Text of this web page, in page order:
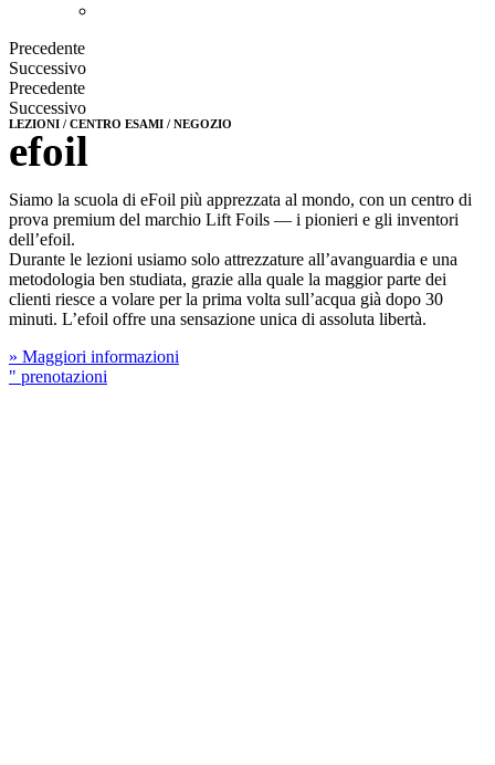
Precedente
Successivo
Precedente
Successivo
LEZIONI / CENTRO ESAMI / NEGOZIO
efoil
Siamo la scuola di eFoil più apprezzata al mondo, con un centro di
prova premium del marchio Lift Foils — i pionieri e gli inventori
dell’efoil.
Durante le lezioni usiamo solo attrezzature all’avanguardia e una
metodologia ben studiata, grazie alla quale la maggior parte dei
clienti riesce a volare per la prima volta sull’acqua già dopo 30
minuti. L’efoil offre una sensazione unica di assoluta libertà.
» Maggiori informazioni
" prenotazioni